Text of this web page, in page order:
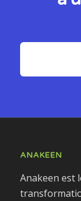
ANAKEEN
Anakeen est